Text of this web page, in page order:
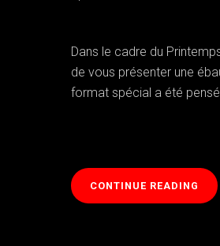
Dans le cadre du
de vous présenter une
format spécial a été
CONTINUE READING «